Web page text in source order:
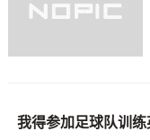
我得参加足球队训练